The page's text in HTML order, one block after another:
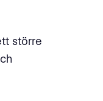
större